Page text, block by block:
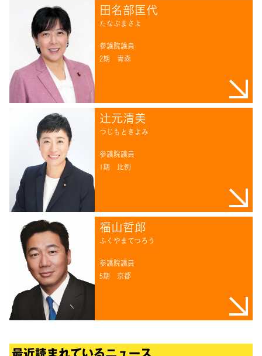
田名部匡代
たなぶまさよ
参議院議員
2期 青森
辻󠄀元清美
つじもときよみ
参議院議員
1期 比例
福山哲郎
ふくやまてつろう
参議院議員
5期 京都